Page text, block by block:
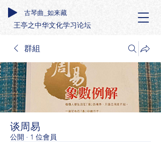
古琴曲_如来藏
王亭之中华文化学习论坛
群組
谈周易
公開 · 1 位會員